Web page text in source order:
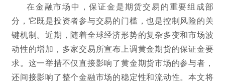
在金融市场中，保证金是期货交易的重要组成部
分，它既是投资者参与交易的门槛，也是控制风险的关
键机制。近期，随着全球经济形势的复杂多变和市场波
动性的增加，多家交易所宣布上调黄金期货的保证金要
求。这一举措不仅直接影响了黄金期货市场的参与者，
还间接影响了整个金融市场的稳定性和流动性。本文将